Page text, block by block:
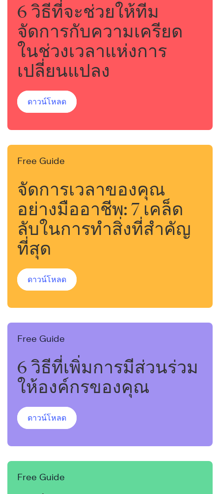
6 วิธีที่จะช่วยให้ทีม
จัดการกับความเครียด
ในช่วงเวลาแห่งการ
เปลี่ยนแปลง
ดาวน์โหลด
Free Guide
จัดการเวลาของคุณ
อย่างมืออาชีพ: 7 เคล็ด
ลับในการทำสิ่งที่สำคัญ
ที่สุด
ดาวน์โหลด
Free Guide
6 วิธีที่เพิ่มการมีส่วนร่วม
ให้องค์กรของคุณ
ดาวน์โหลด
Free Guide